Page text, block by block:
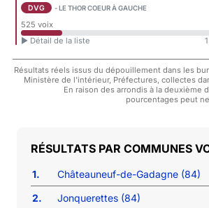
DVG - LE THOR COEUR À GAUCHE
525 voix
► Détail de la liste
Résultats réels issus du dépouillement dans les
Ministère de l'intérieur, Préfectures, collectes
En raison des arrondis à la deuxième
pourcentages peut
COMMUNES
1.
Châteauneuf-de-Gadagne (84)
2.
Jonquerettes (84)